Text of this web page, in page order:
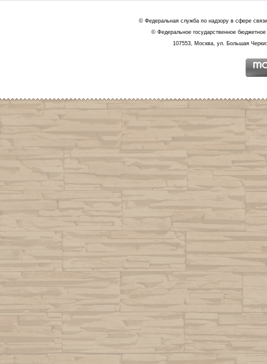
© Федеральная служба по надзору в сфере
© Федеральное государственное
107553, Москва, ул. Большая